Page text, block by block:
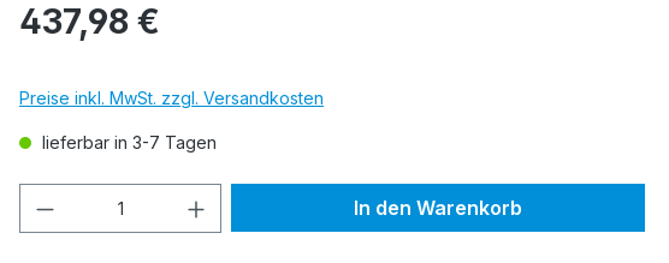
437,98 €
Preise inkl. MwSt. zzgl. Versandkosten
lieferbar in 3-7 Tagen
Produkt Anzahl: Gib den gewünschten Wert
In den Warenkorb